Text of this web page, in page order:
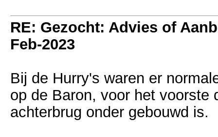
RE: Gezocht: Advies of
Feb-2023
Bij de Hurry's waren er
op de Baron, voor het voorste
achterbrug onder gebouwd is.